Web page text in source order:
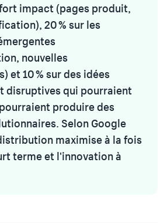
impact (pages produit,
20 % sur les
nouvelles
et 10 % sur des idées
disruptives qui pourraient
produire des
Selon Google
maximise à la fois
terme et l'innovation à